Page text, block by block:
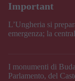
L’Ungheria si
emergenza; la
I monumenti di
Parlamento, del